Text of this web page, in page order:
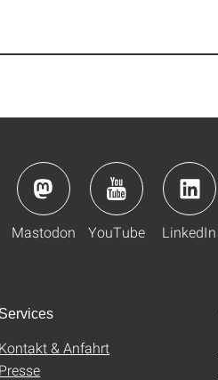
Mastodon YouTube LinkedIn
Services
Kontakt & Anfahrt
Presse